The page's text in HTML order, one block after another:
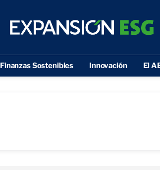
Finanzas Sostenibles Innovación El